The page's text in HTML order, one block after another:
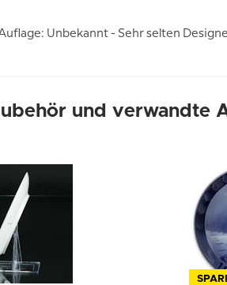
Unbekannt - Sehr selten
und verwandte